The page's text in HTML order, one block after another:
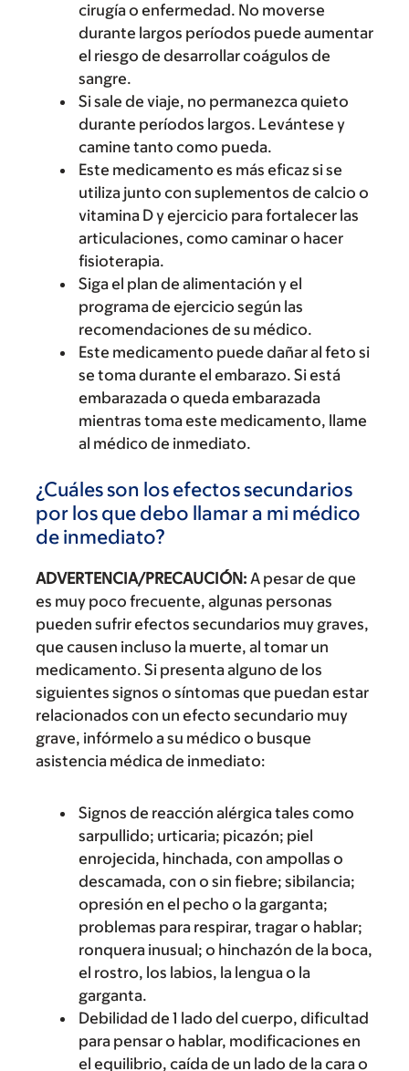
cirugía o enfermedad. No moverse
durante largos períodos puede aumentar
el riesgo de desarrollar coágulos de
sangre.
Si sale de viaje, no permanezca quieto
durante períodos largos. Levántese y
camine tanto como pueda.
Este medicamento es más eficaz si se
utiliza junto con suplementos de calcio o
vitamina D y ejercicio para fortalecer las
articulaciones, como caminar o hacer
fisioterapia.
Siga el plan de alimentación y el
programa de ejercicio según las
recomendaciones de su médico.
Este medicamento puede dañar al feto si
se toma durante el embarazo. Si está
embarazada o queda embarazada
mientras toma este medicamento, llame
al médico de inmediato.
¿Cuáles son los efectos secundarios
por los que debo llamar a mi médico
de inmediato?
ADVERTENCIA/PRECAUCIÓN: A pesar de que
es muy poco frecuente, algunas personas
pueden sufrir efectos secundarios muy graves,
que causen incluso la muerte, al tomar un
medicamento. Si presenta alguno de los
siguientes signos o síntomas que puedan estar
relacionados con un efecto secundario muy
grave, infórmelo a su médico o busque
asistencia médica de inmediato:
Signos de reacción alérgica tales como
sarpullido; urticaria; picazón; piel
enrojecida, hinchada, con ampollas o
descamada, con o sin fiebre; sibilancia;
opresión en el pecho o la garganta;
problemas para respirar, tragar o hablar;
ronquera inusual; o hinchazón de la boca,
el rostro, los labios, la lengua o la
garganta.
Debilidad de 1 lado del cuerpo, dificultad
para pensar o hablar, modificaciones en
el equilibrio, caída de un lado de la cara o